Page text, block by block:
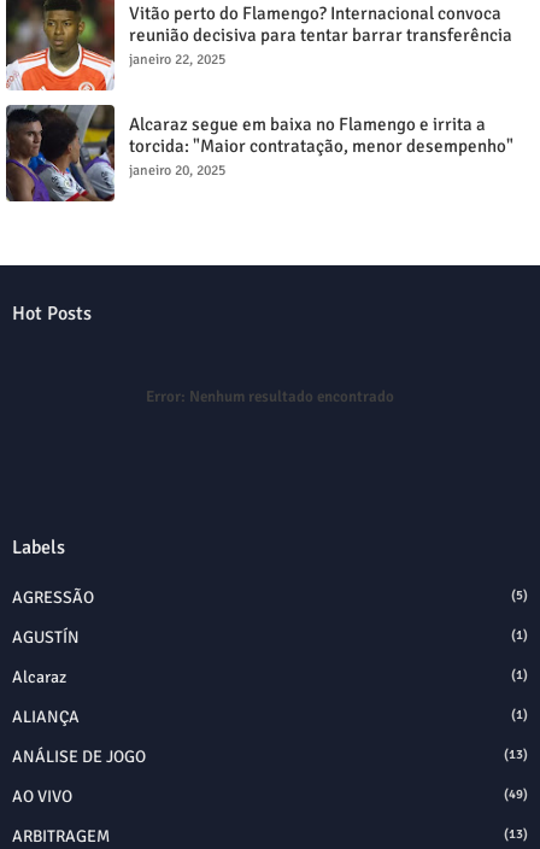
Vitão perto do Flamengo? Internacional convoca
reunião decisiva para tentar barrar transferência
milionária
janeiro 22, 2025
Alcaraz segue em baixa no Flamengo e irrita a
torcida: "Maior contratação, menor desempenho"
janeiro 20, 2025
Hot Posts
Error: Nenhum resultado encontrado
Labels
AGRESSÃO (5)
AGUSTÍN (1)
Alcaraz (1)
ALIANÇA (1)
ANÁLISE DE JOGO (13)
AO VIVO (49)
ARBITRAGEM (13)